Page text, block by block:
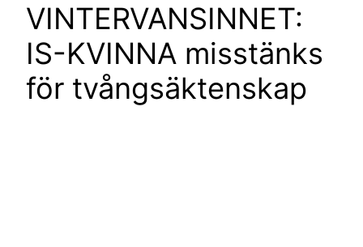
VINTERVANSINNET:
IS-KVINNA misstänks
för tvångsäktenskap